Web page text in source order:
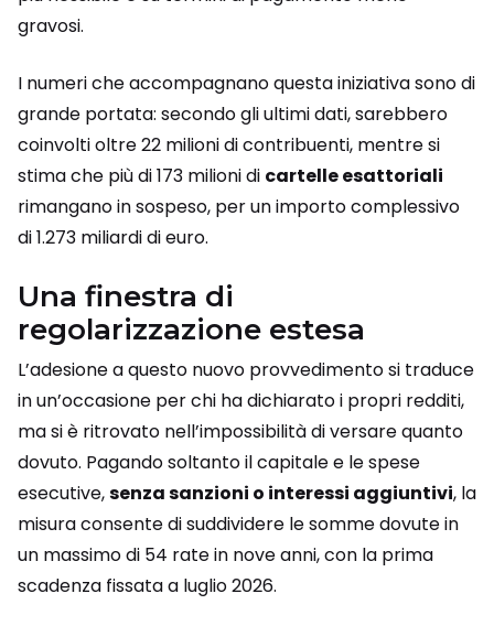
gravosi.
I numeri che accompagnano questa iniziativa sono di
grande portata: secondo gli ultimi dati, sarebbero
coinvolti oltre 22 milioni di contribuenti, mentre si
stima che più di 173 milioni di cartelle esattoriali
rimangano in sospeso, per un importo complessivo
di 1.273 miliardi di euro.
Una finestra di
regolarizzazione estesa
L’adesione a questo nuovo provvedimento si traduce
in un’occasione per chi ha dichiarato i propri redditi,
ma si è ritrovato nell’impossibilità di versare quanto
dovuto. Pagando soltanto il capitale e le spese
esecutive,senza sanzioni o interessi aggiuntivi, la
misura consente di suddividere le somme dovute in
un massimo di 54 rate in nove anni, con la prima
scadenza fissata a luglio 2026.